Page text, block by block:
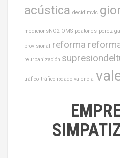
acústica decidimvlc
medicionsNO2 OMS peatones perez
provisional reforma
reurbanización
tráfico tráfico rodado valencia